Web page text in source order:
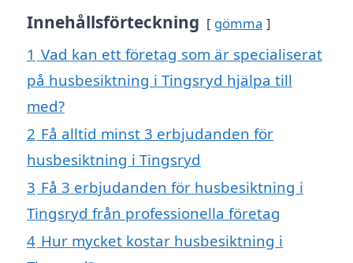
Innehållsförteckning gömma
1 Vad kan ett företag som är specialiserat
på husbesiktning i Tingsryd hjälpa till
med?
2 Få alltid minst 3 erbjudanden för
husbesiktning i Tingsryd
3 Få 3 erbjudanden för husbesiktning i
Tingsryd från professionella företag
4 Hur mycket kostar husbesiktning i